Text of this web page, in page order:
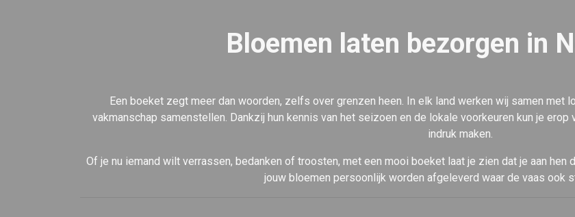
Bloemen laten bezorgen in
Een boeket zegt meer dan woorden, zelfs over grenzen heen. In elk land werken wij samen met
vakmanschap samenstellen. Dankzij hun kennis van het seizoen en de lokale voorkeuren kun je
indruk maken.
Of je nu iemand wilt verrassen, bedanken of troosten, met een mooi boeket laat je zien dat je aan
jouw bloemen persoonlijk worden afgeleverd waar de vaas ook